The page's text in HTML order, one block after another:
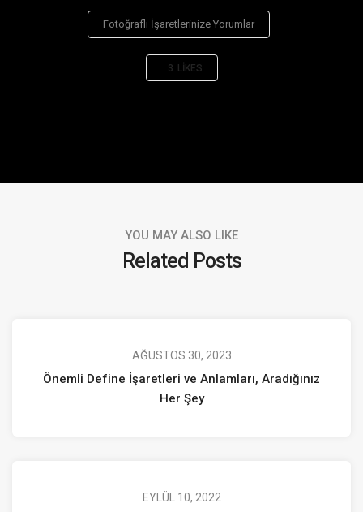
Fotoğraflı İşaretlerinize Yorumlar
3 LIKES
YOU MAY ALSO LIKE
Related Posts
AĞUSTOS 30, 2023
Önemli Define İşaretleri ve Anlamları, Aradığınız
Her Şey
EYLÜL 10, 2022